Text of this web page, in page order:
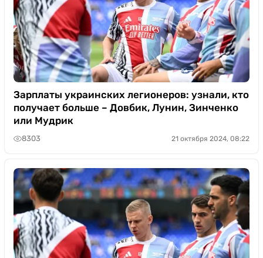
Зарплаты украинских легионеров: узнали, кто
получает больше – Довбик, Лунин, Зинченко
или Мудрик
8303 21 октября 2024, 08:22